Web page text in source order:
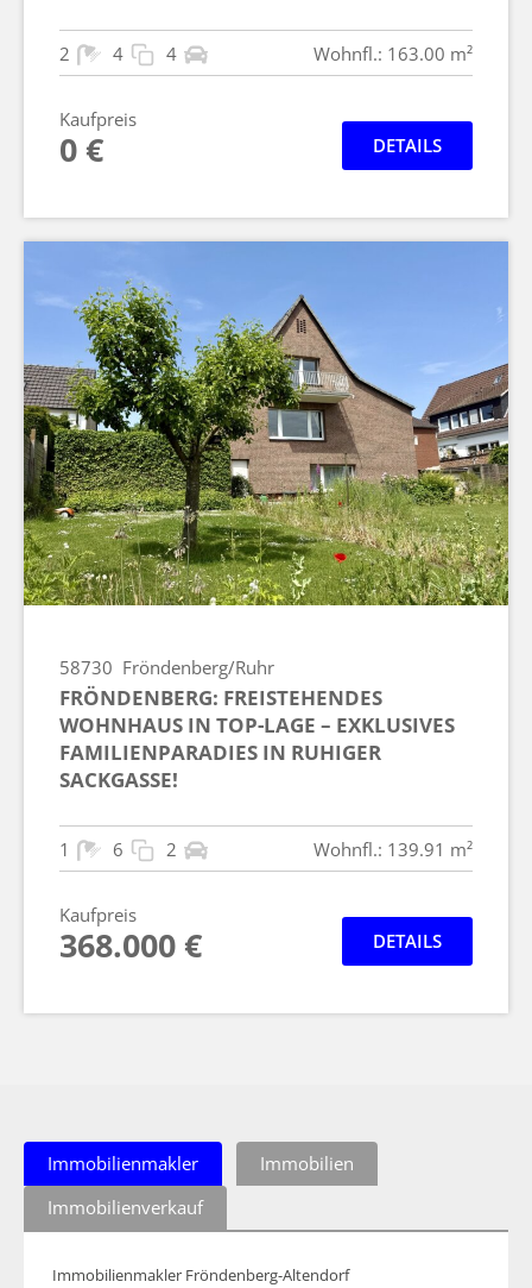
2 4 4 Wohnfl.: 163.00 m²
Kaufpreis
0 € DETAILS
58730 Fröndenberg/Ruhr
FRÖNDENBERG: FREISTEHENDES
WOHNHAUS IN TOP-LAGE – EXKLUSIVES
FAMILIENPARADIES IN RUHIGER
SACKGASSE!
1 6 2 Wohnfl.: 139.91 m²
Kaufpreis
368.000 € DETAILS
Immobilienmakler
Immobilien
Immobilienverkauf
Immobilienmakler Fröndenberg-Altendorf